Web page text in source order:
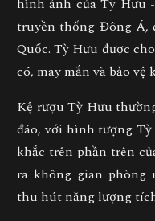
hình ảnh của Tỳ Hưu
truyền thống Đông Á,
Quốc. Tỳ Hưu được
có, may mắn và bảo vệ
Kệ rượu Tỳ Hưu
đáo, với hình tượng
khắc trên phần trên
ra không gian
thu hút năng lượng